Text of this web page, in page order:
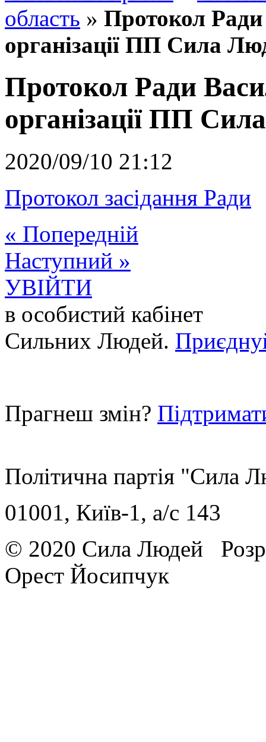
область » Протокол Ради
організації ПП Сила
Протокол Ради
організації ПП
2020/09/10 21:12
Протокол засідання Ради
« Попередній
Наступний »
УВІЙТИ
в особистий кабінет
Сильних Людей.
Прагнеш змін?
Політична партія "Сила
01001, Київ-1, a/c 143
© 2020 Сила Людей
Орест Йосипчук